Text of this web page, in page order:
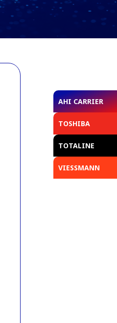
AHI CARRIER
TOSHIBA
TOTALINE
VIESSMANN